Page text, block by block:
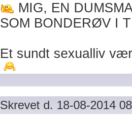
MIG, EN
SOM BONDERØV I
Et sundt sexualliv
Skrevet d. 18-08-2014